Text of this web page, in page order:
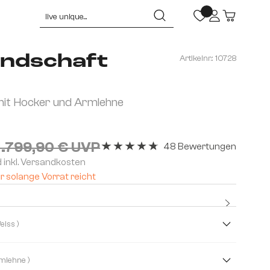
Hocker und Armlehne
Artikelnr.: 10728
€ UVP
inkl. Versandkosten
solange Vorrat reicht
48 Bewertungen
( Schwarz/Weiss )
( Mit Armlehne )